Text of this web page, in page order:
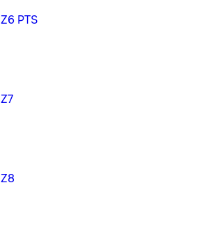
Z6 PTS
Z7
Z8